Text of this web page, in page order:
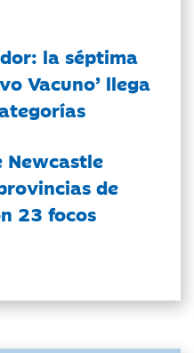
la séptima
Vacuno’ llega
Newcastle
de
23 focos